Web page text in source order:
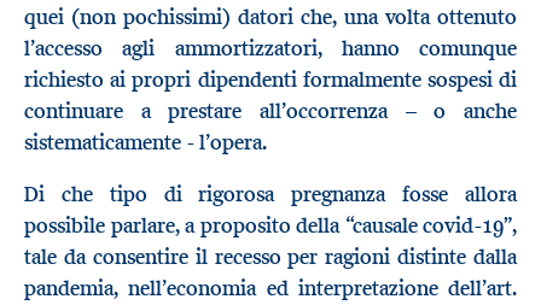
quei (non pochissimi) datori che, una volta ottenuto
l’accesso agli ammortizzatori, hanno comunque
richiesto ai propri dipendenti formalmente sospesi di
continuare a prestare all’occorrenza – o anche
sistematicamente - l’opera.
Di che tipo di rigorosa pregnanza fosse allora
possibile parlare, a proposito della “causale covid-19”,
tale da consentire il recesso per ragioni distinte dalla
pandemia, nell’economia ed interpretazione dell’art.